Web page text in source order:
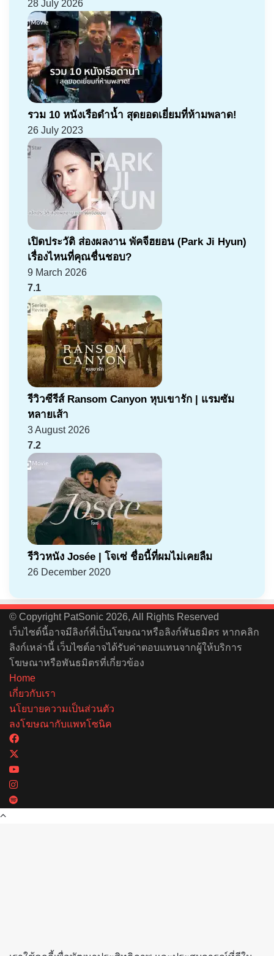
28 July 2026
รวม 10 หนังเรือดำน้ำ สุดยอดเยี่ยมที่ห้ามพลาด!
26 July 2023
เปิดประวัติ ส่องผลงาน พัคจีฮยอน (Park Ji Hyun)
เรื่องไหนที่คุณชื่นชอบ?
9 March 2026
7.1
รีวิวซีรีส์ Ransom Canyon หุบเขารัก | แรมซัม
หลายเส้า
3 August 2026
7.2
รีวิวหนัง Josée | โจเซ่ ชื่อนี้ที่ผมไม่เคยลืม
26 December 2020
© Copyright PatSonic 2026, All Rights Reserved
เว็บไซต์นี้อาจมีลิงก์ที่เป็นโฆษณาหรือลิงก์พันธมิตร หากคลิก
ลิงก์เหล่านี้ เว็บไซต์อาจได้รับค่าตอบแทนจากผู้ให้บริการ
โฆษณาหรือพันธมิตรที่เกี่ยวข้อง
Home
เกี่ยวกับเรา
นโยบายความเป็นส่วนตัว
ลงโฆษณากับแพทโซนิค